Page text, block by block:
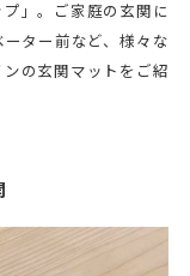
」。ご家庭の玄関に
ター前など、様々な
の玄関マットをご紹